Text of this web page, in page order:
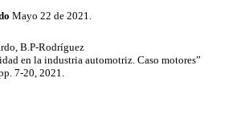
Mayo 22 de 2021.
B.P-Rodríguez
en la industria automotriz. Caso motores”
7-20, 2021.